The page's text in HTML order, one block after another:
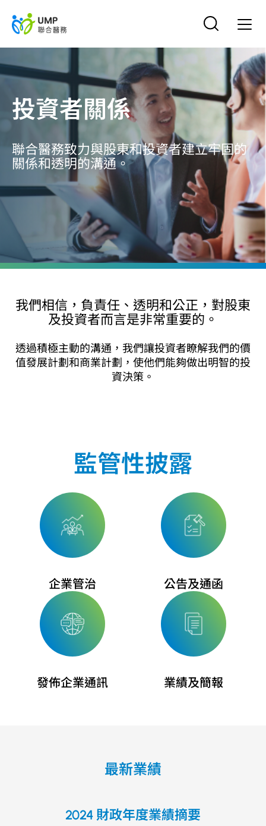
投資者關係
聯合醫務致力與股東和投資者建立牢固的
關係和透明的溝通。
我們相信，負責任、透明和公正，對股東
及投資者而言是非常重要的。
透過積極主動的溝通，我們讓投資者瞭解我們的價
值發展計劃和商業計劃，使他們能夠做出明智的投
資決策。
監管性披露
企業管治 公告及通函
發佈企業通訊 業績及簡報
最新業績
2024 財政年度業績摘要